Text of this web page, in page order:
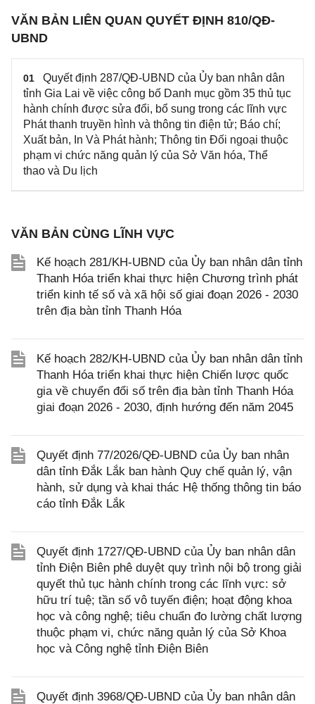
VĂN BẢN LIÊN QUAN QUYẾT ĐỊNH 810/QĐ-
UBND
01
Quyết định 287/QĐ-UBND của Ủy ban nhân dân
tỉnh Gia Lai về việc công bố Danh mục gồm 35 thủ tục
hành chính được sửa đổi, bổ sung trong các lĩnh vực
Phát thanh truyền hình và thông tin điện tử; Báo chí;
Xuất bản, In Và Phát hành; Thông tin Đối ngoại thuộc
phạm vi chức năng quản lý của Sở Văn hóa, Thể
thao và Du lịch
VĂN BẢN CÙNG LĨNH VỰC
Kế hoạch 281/KH-UBND của Ủy ban nhân dân tỉnh
Thanh Hóa triển khai thực hiện Chương trình phát
triển kinh tế số và xã hội số giai đoạn 2026 - 2030
trên địa bàn tỉnh Thanh Hóa
Kế hoạch 282/KH-UBND của Ủy ban nhân dân tỉnh
Thanh Hóa triển khai thực hiện Chiến lược quốc
gia về chuyển đổi số trên địa bàn tỉnh Thanh Hóa
giai đoạn 2026 - 2030, định hướng đến năm 2045
Quyết định 77/2026/QĐ-UBND của Ủy ban nhân
dân tỉnh Đắk Lắk ban hành Quy chế quản lý, vận
hành, sử dụng và khai thác Hệ thống thông tin báo
cáo tỉnh Đắk Lắk
Quyết định 1727/QĐ-UBND của Ủy ban nhân dân
tỉnh Điện Biên phê duyệt quy trình nội bộ trong giải
quyết thủ tục hành chính trong các lĩnh vực: sở
hữu trí tuệ; tần số vô tuyến điện; hoạt động khoa
học và công nghệ; tiêu chuẩn đo lường chất lượng
thuộc phạm vi, chức năng quản lý của Sở Khoa
học và Công nghệ tỉnh Điện Biên
Quyết định 3968/QĐ-UBND của Ủy ban nhân dân